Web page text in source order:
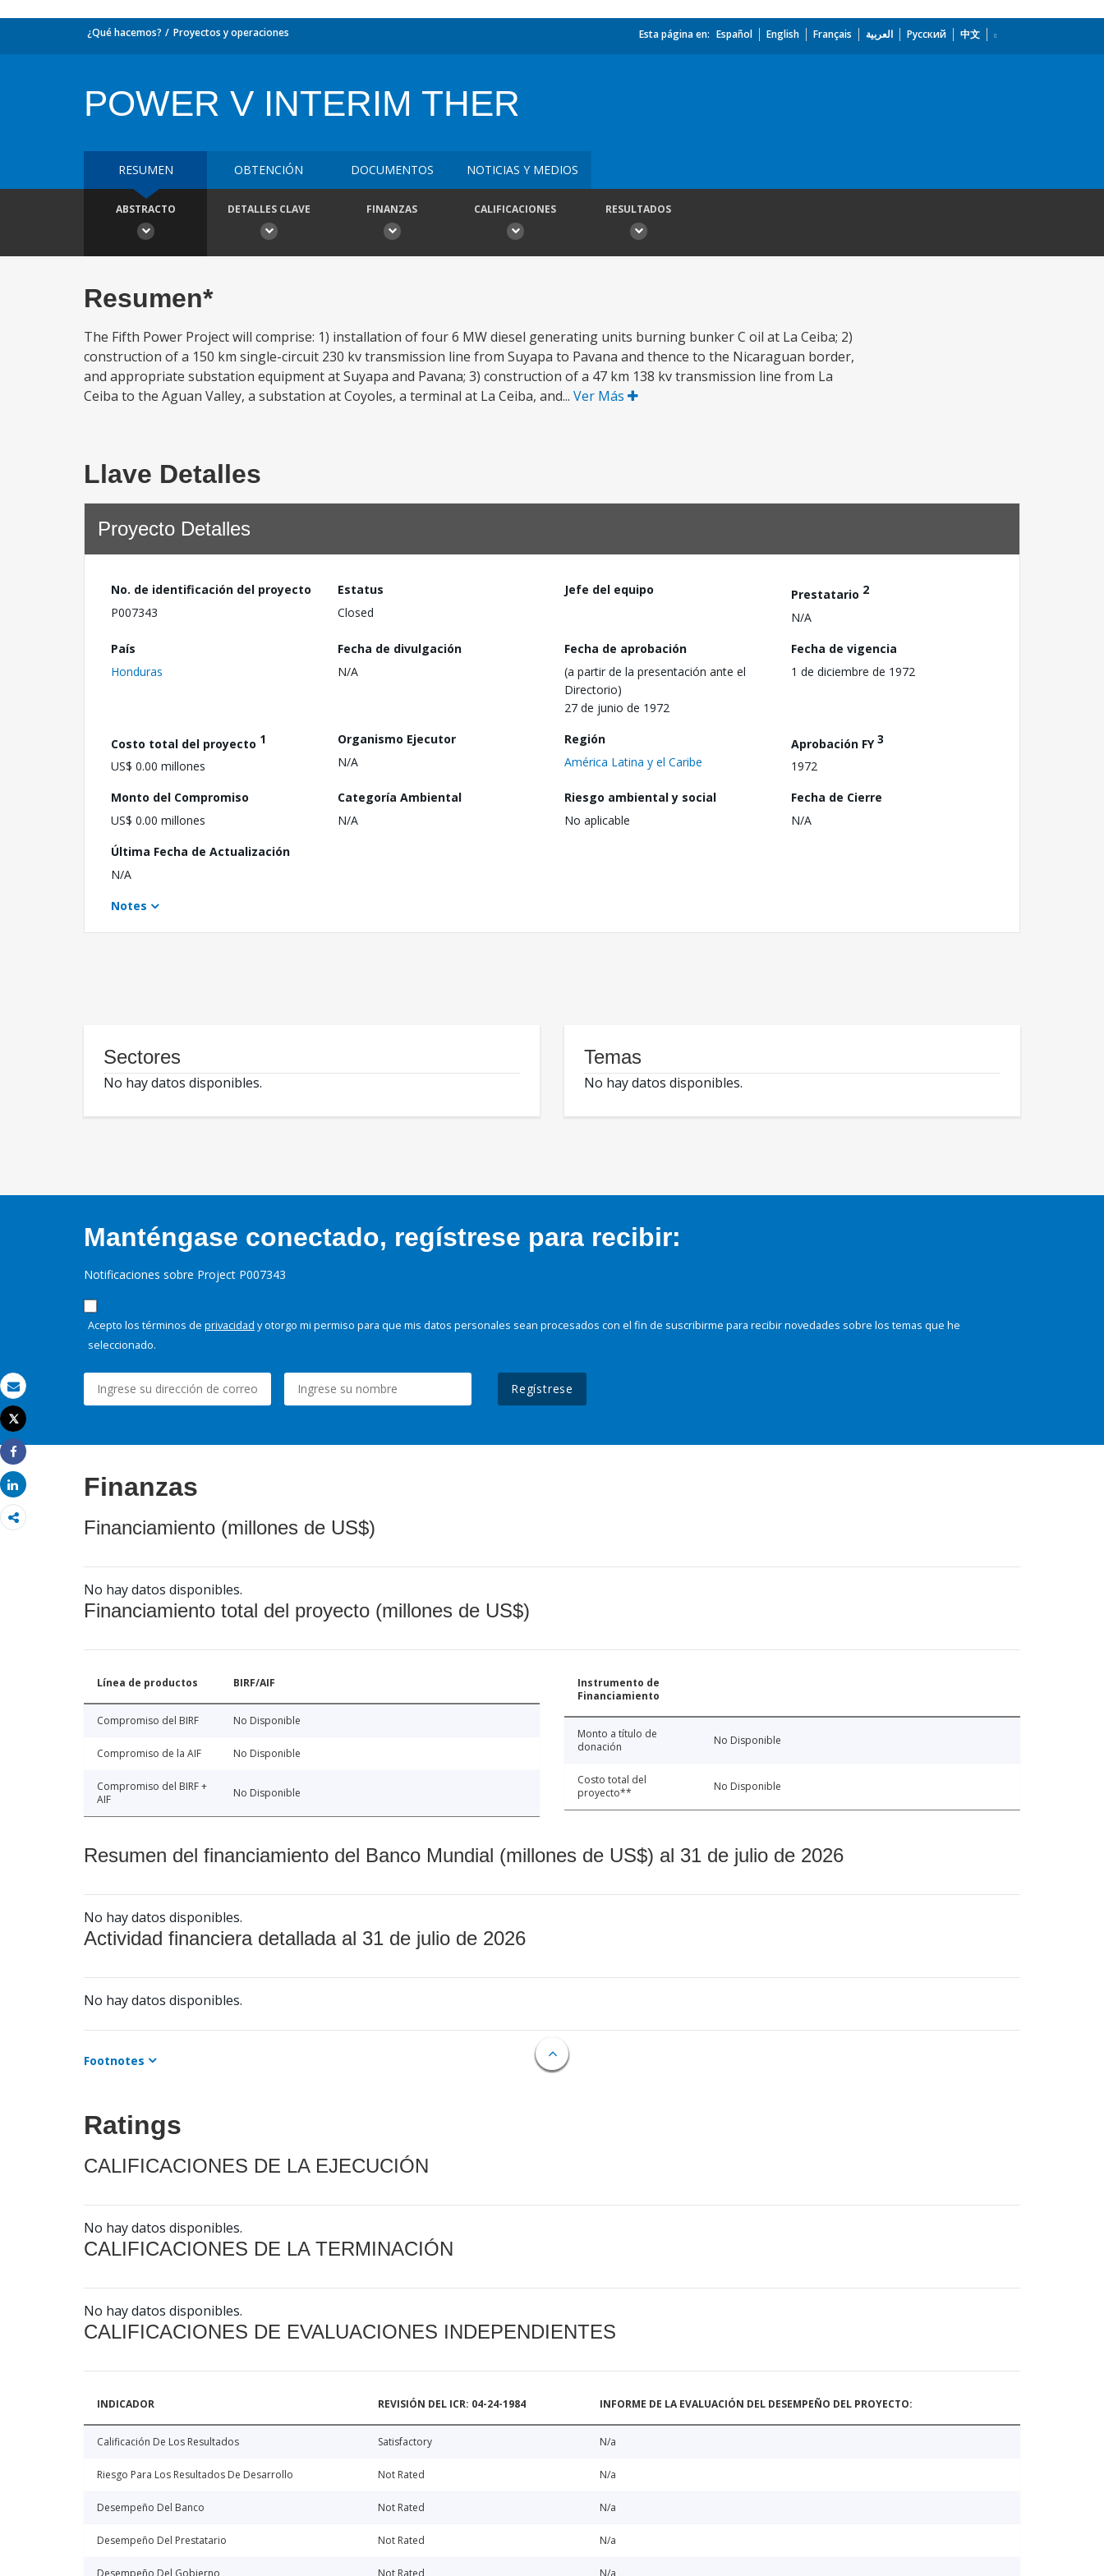
Correo electrónico
Imprimir
Tweet
Share
Share
¿Qué hacemos? Proyectos y operaciones Esta página en: Español English Français العربية Русский 中文
POWER V INTERIM THER
RESUMEN OBTENCIÓN DOCUMENTOS NOTICIAS Y MEDIOS
ABSTRACTO DETALLES CLAVE FINANZAS CALIFICACIONES RESULTADOS
Resumen*
The Fifth Power Project will comprise: 1) installation of four 6 MW diesel generating units burning bunker C oil at La Ceiba; 2)
construction of a 150 km single-circuit 230 kv transmission line from Suyapa to Pavana and thence to the Nicaraguan border,
and appropriate substation equipment at Suyapa and Pavana; 3) construction of a 47 km 138 kv transmission line from La
Ceiba to the Aguan Valley, a substation at Coyoles, a terminal at La Ceiba, and... Ver Más
Llave Detalles
Proyecto Detalles
No. de identificación del proyecto
P007343
Estatus
Closed
Jefe del equipo Prestatario 2
N/A
País
Honduras
Fecha de divulgación
N/A
Fecha de aprobación
(a partir de la presentación ante el
Directorio)
27 de junio de 1972
Fecha de vigencia
1 de diciembre de 1972
Costo total del proyecto 1
US$ 0.00 millones
Organismo Ejecutor
N/A
Región
América Latina y el Caribe
Aprobación FY3
1972
Monto del Compromiso
US$ 0.00 millones
Categoría Ambiental
N/A
Riesgo ambiental y social
No aplicable
Fecha de Cierre
N/A
Última Fecha de Actualización
N/A
Notes
Sectores
No hay datos disponibles.
Temas
No hay datos disponibles.
Manténgase conectado, regístrese para recibir:
Notificaciones sobre Project P007343
Acepto los términos de privacidad y otorgo mi permiso para que mis datos personales sean procesados con el fin de suscribirme para recibir novedades sobre los temas que he
seleccionado.
Regístrese
Finanzas
Financiamiento (millones de US$)
No hay datos disponibles.
Financiamiento total del proyecto (millones de US$)
Línea de productos BIRF/AIF
Compromiso del BIRF No Disponible
Compromiso de la AIF No Disponible
Compromiso del BIRF +
AIF
No Disponible
Instrumento de
Financiamiento
Monto a título de
donación
No Disponible
Costo total del
proyecto**
No Disponible
Resumen del financiamiento del Banco Mundial (millones de US$) al 31 de julio de 2026
No hay datos disponibles.
Actividad financiera detallada al 31 de julio de 2026
No hay datos disponibles.
Footnotes
Ratings
CALIFICACIONES DE LA EJECUCIÓN
No hay datos disponibles.
CALIFICACIONES DE LA TERMINACIÓN
No hay datos disponibles.
CALIFICACIONES DE EVALUACIONES INDEPENDIENTES
INDICADOR REVISIÓN DEL ICR: 04-24-1984 INFORME DE LA EVALUACIÓN DEL DESEMPEÑO DEL PROYECTO:
Calificación De Los Resultados Satisfactory N/a
Riesgo Para Los Resultados De Desarrollo Not Rated N/a
Desempeño Del Banco Not Rated N/a
Desempeño Del Prestatario Not Rated N/a